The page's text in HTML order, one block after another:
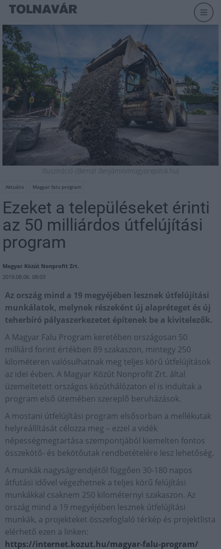
Illusztráció (Bernát Benjámin/magyarepitok.hu)
Aktuális Magyar falu program
Ezeket a településeket érinti
az 50 milliárdos útfelújítási
program
Magyar Közút Nonprofit Zrt.
2019.08.06. 08:03
Az ország mind a 19 megyéjében lesznek útfelújítási
munkálatok, melynek részeként új alapréteget és új
teherbíró pályaszerkezetet építenek be a kivitelezők.
A Magyar Falu Program keretében országosan 50
milliárd forint értékben 89 szakaszon, mintegy 250
kilométeren valósulhatnak meg teljes körű útfelújítások
az idei évben. A Magyar Közút Nonprofit Zrt. által
üzemeltetett országos közúthálózaton el is indultak a
program első ütemében szereplő beruházások.
A mostani útfelújítási program elsősorban a mellékutak
helyreállítását célozza meg – ezzel a vidék
népességmegtartása szempontjából kiemelten fontos
összekötő- és bekötőutak rendbetételére lesz lehetőség.
A munkák nagyságrendjétől függően 30-180 napos
átfutási idővel végezhetnek a teljes körű felújítási
munkákkal csaknem 250 kilométernyi szakaszon. Az
ország mind a 19 megyéjében lesznek útfelújítási
munkák, a projekteket összefoglaló térkép és projektlista
elérhető ezen a linken:
https://internet.kozut.hu/magyar-falu-program/